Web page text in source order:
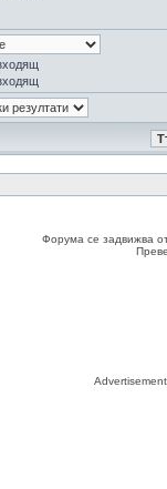
Форума се задвижва